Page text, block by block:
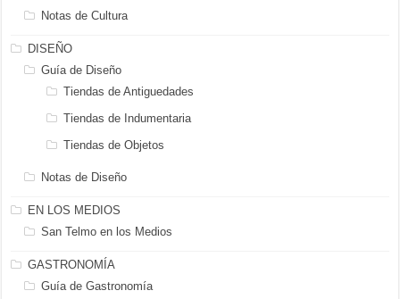
Notas de Cultura
DISEÑO
Guía de Diseño
Tiendas de Antiguedades
Tiendas de Indumentaria
Tiendas de Objetos
Notas de Diseño
EN LOS MEDIOS
San Telmo en los Medios
GASTRONOMÍA
Guía de Gastronomía